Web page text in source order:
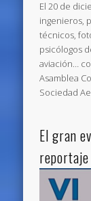
El 20 de
ingenieros,
técnicos,
psicólogos
aviación…
Asamblea
Sociedad
El gran
reportaje